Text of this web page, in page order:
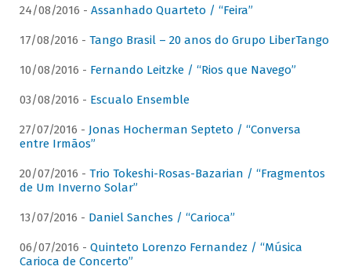
24/08/2016 - Assanhado Quarteto / “Feira”
17/08/2016 - Tango Brasil – 20 anos do Grupo LiberTango
10/08/2016 - Fernando Leitzke / “Rios que Navego”
03/08/2016 - Escualo Ensemble
27/07/2016 - Jonas Hocherman Septeto / “Conversa
entre Irmãos”
20/07/2016 - Trio Tokeshi-Rosas-Bazarian / “Fragmentos
de Um Inverno Solar”
13/07/2016 - Daniel Sanches / “Carioca”
06/07/2016 - Quinteto Lorenzo Fernandez / “Música
Carioca de Concerto”